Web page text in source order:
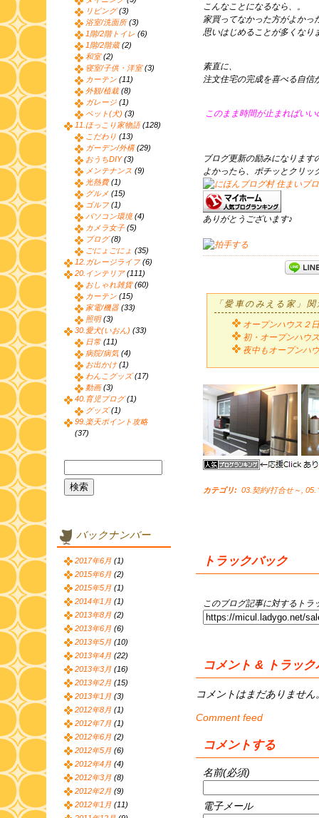
こんなことになるなら、。
家買ってなかった方がよかっ
思いはじめることが多くなり
素直に、
注文住宅の完成を喜べる自信
このまま時間が止まればいい
ブログ更新の励みになります
よかったら、ポチッとクリッ
ありがとうございます♪
「愛車のみえる家」
オープンハウス２
初・オープンハウ
夜中もオープンハ
カテゴリ: 03.契約/打合せ～ 05.
トラックバック
このブログ記事に対するトラ
コメント & トラック
コメントはまだありません
Comment feed
コメントする
名前(必須)
電子メール
リビング(3)
浴室/洗面所(3)
1階/2階トイレ (6)
1階/2階蔵(2)
和室(2)
寝室/子供・洋室(3)
カーテン (11)
外観/植栽(8)
ガレージ (1)
ペット(犬) (3)
11.ほっこり家物語(128)
こだわり (13)
ガーデン/外構(29)
おうちDIY(3)
メンテナンス (9)
光熱費(1)
グルメ (15)
ゴルフ (1)
パソコン環境(4)
カメラ女子 (5)
ブログ(8)
ごにょごにょ (35)
12.ガレージライフ (6)
20.インテリア(111)
おしゃれ雑貨(60)
カーテン (15)
家電/機器 (33)
照明(3)
30.愛犬(いおん) (33)
日常 (11)
病院/病気 (4)
お出かけ (1)
わんこグッズ(17)
動画(3)
40.育児ブログ(1)
グッズ(1)
99.楽天ポイント攻略
(37)
バックナンバー
2017年6月 (1)
2015年6月 (2)
2015年5月 (1)
2014年1月 (1)
2013年8月 (2)
2013年6月 (6)
2013年5月 (10)
2013年4月 (22)
2013年3月 (16)
2013年2月 (15)
2013年1月 (3)
2012年8月 (1)
2012年7月 (1)
2012年6月 (2)
2012年5月 (6)
2012年4月 (4)
2012年3月 (8)
2012年2月 (9)
2012年1月 (11)